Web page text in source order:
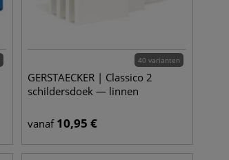
40 varianten
GERSTAECKER | Classico 2
schildersdoek — linnen
vanaf 10,95 €